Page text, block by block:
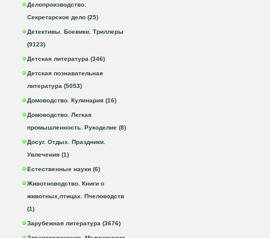
Делопроизводство.
Секретарское дело (25)
Детективы. Боевики. Триллеры
(9123)
Детская литература (346)
Детская познавательная
литература (5053)
Домоводство. Кулинария (16)
Домоводство. Легкая
промышленность. Рукоделие (8)
Досуг. Отдых. Праздники.
Увлечения (1)
Естественные науки (6)
Животноводство. Книги о
животных,птицах. Пчеловодств
(1)
Зарубежная литература (3676)